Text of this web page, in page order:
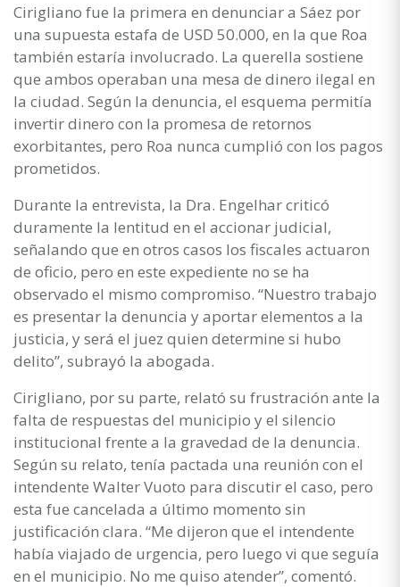
Cirigliano fue la primera en denunciar a Sáez por
una supuesta estafa de USD 50.000, en la que Roa
también estaría involucrado. La querella sostiene
que ambos operaban una mesa de dinero ilegal en
la ciudad. Según la denuncia, el esquema permitía
invertir dinero con la promesa de retornos
exorbitantes, pero Roa nunca cumplió con los pagos
prometidos.
Durante la entrevista, la Dra. Engelhar criticó
duramente la lentitud en el accionar judicial,
señalando que en otros casos los fiscales actuaron
de oficio, pero en este expediente no se ha
observado el mismo compromiso. “Nuestro trabajo
es presentar la denuncia y aportar elementos a la
justicia, y será el juez quien determine si hubo
delito”, subrayó la abogada.
Cirigliano, por su parte, relató su frustración ante la
falta de respuestas del municipio y el silencio
institucional frente a la gravedad de la denuncia.
Según su relato, tenía pactada una reunión con el
intendente Walter Vuoto para discutir el caso, pero
esta fue cancelada a último momento sin
justificación clara. “Me dijeron que el intendente
había viajado de urgencia, pero luego vi que seguía
en el municipio. No me quiso atender”, comentó.